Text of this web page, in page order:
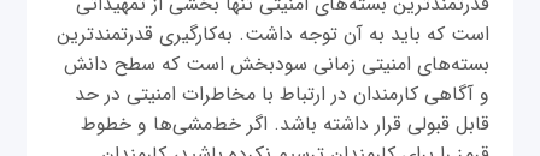
است که باید به آن توجه داشت. به‌کارگیری قدرتمندترین
بسته‌های امنیتی زمانی سودبخش است که سطح دانش
و آگاهی کارمندان در ارتباط با مخاطرات امنیتی در حد
قابل قبولی قرار داشته باشد. اگر خط‌مشی‌ها و خطوط